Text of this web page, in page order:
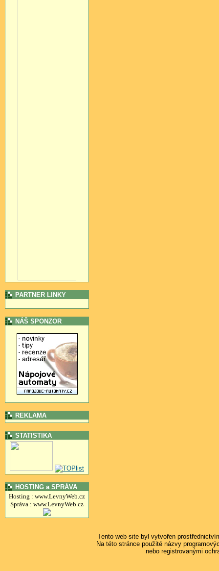
PARTNER LINKY
NÁŠ SPONZOR
REKLAMA
STATISTIKA
HOSTING a SPRÁVA
Hosting : www.LevnyWeb.cz
Správa : www.LevnyWeb.cz
Tento web site byl vytvořen
Na této stránce použité názvy
nebo registrovanými